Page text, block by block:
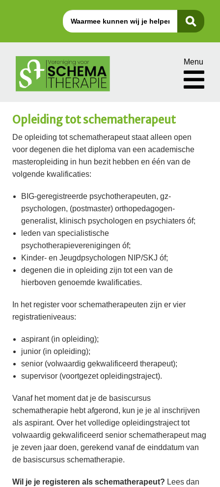
Menu
Opleiding tot schematherapeut
De opleiding tot schematherapeut staat alleen open
voor degenen die het diploma van een academische
masteropleiding in hun bezit hebben en één van de
volgende kwalificaties:
BIG-geregistreerde psychotherapeuten, gz-
psychologen, (postmaster) orthopedagogen-
generalist, klinisch psychologen en psychiaters óf;
leden van specialistische
psychotherapieverenigingen óf;
Kinder- en Jeugdpsychologen NIP/SKJ óf;
degenen die in opleiding zijn tot een van de
hierboven genoemde kwalificaties.
In het register voor schematherapeuten zijn er vier
registratieniveaus:
aspirant (in opleiding);
junior (in opleiding);
senior (volwaardig gekwalificeerd therapeut);
supervisor (voortgezet opleidingstraject).
Vanaf het moment dat je de basiscursus
schematherapie hebt afgerond, kun je je al inschrijven
als aspirant. Over het volledige opleidingstraject tot
volwaardig gekwalificeerd senior schematherapeut mag
je zeven jaar doen, gerekend vanaf de einddatum van
de basiscursus schematherapie.
Wil je je registeren als schematherapeut? Lees dan